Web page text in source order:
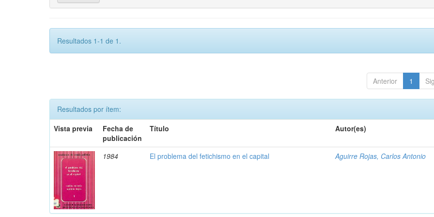
Resultados 1-1 de 1.
Anterior 1
Resultados por ítem:
Vista previa
Fecha de
publicación
Título Autor(es)
1984 El problema del fetichismo en el capital Aguirre Rojas, Carlos Antonio